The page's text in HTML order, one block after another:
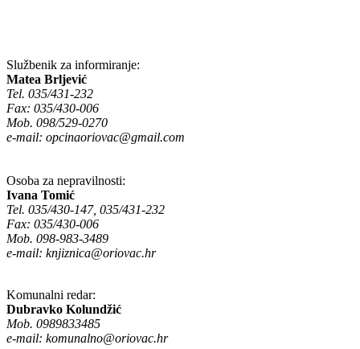
Službenik za informiranje:
Matea Brljević
Tel. 035/431-232
Fax: 035/430-006
Mob. 098/529-0270
e-mail: opcinaoriovac@gmail.com
Osoba za nepravilnosti:
Ivana Tomić
Tel. 035/430-147, 035/431-232
Fax: 035/430-006
Mob. 098-983-3489
e-mail: knjiznica@oriovac.hr
Komunalni redar:
Dubravko Kolundžić
Mob. 0989833485
e-mail: komunalno@oriovac.hr